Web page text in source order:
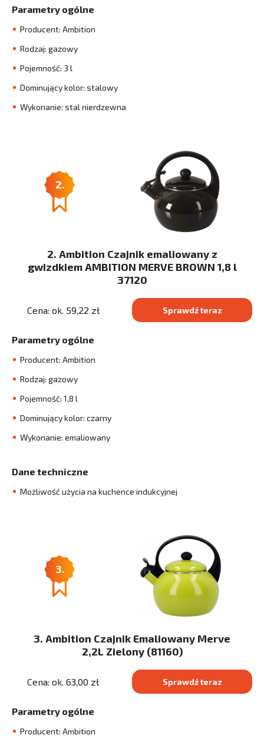
Parametry ogólne
Producent: Ambition
Rodzaj: gazowy
Pojemność: 3 l
Dominujący kolor: stalowy
Wykonanie: stal nierdzewna
2.
2. Ambition Czajnik emaliowany z
gwizdkiem AMBITION MERVE BROWN 1,8 l
37120
Cena: ok. 59,22 zł Sprawdź teraz
Parametry ogólne
Producent: Ambition
Rodzaj: gazowy
Pojemność: 1,8 l
Dominujący kolor: czarny
Wykonanie: emaliowany
Dane techniczne
Możliwość użycia na kuchence indukcyjnej
3.
3. Ambition Czajnik Emaliowany Merve
2,2L Zielony (81160)
Cena: ok. 63,00 zł Sprawdź teraz
Parametry ogólne
Producent: Ambition